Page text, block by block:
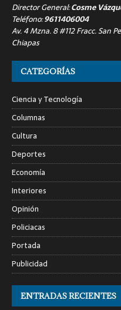
Director General:Cosme
Teléfono:9611406004
Av. 4 Mzna. 8 #112 Fracc. San
Chiapas
CATEGORÍAS
Ciencia y Tecnología
Columnas
Cultura
Deportes
Economía
Interiores
Opinión
Policiacas
Portada
Publicidad
ENTRADAS RECIENTES